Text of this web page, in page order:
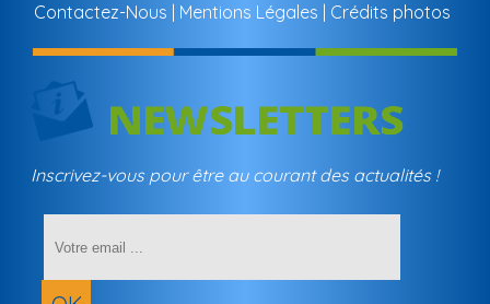
Contactez-Nous Mentions Légales Crédits photos
Inscrivez-vous pour être au courant des actualités !